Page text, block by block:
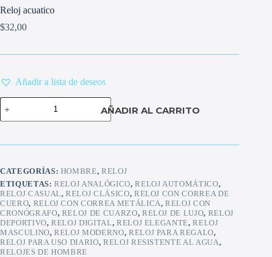
Reloj acuatico
$32,00
Añadir a lista de deseos
Reloj
acuatico
cantidad
AÑADIR AL CARRITO
CATEGORÍAS: HOMBRE,RELOJ
ETIQUETAS:RELOJ ANALÓGICO,RELOJ AUTOMÁTICO,
RELOJ CASUAL,RELOJ CLÁSICO, RELOJ CON CORREA DE
CUERO, RELOJ CON CORREA METÁLICA,RELOJ CON
CRONÓGRAFO, RELOJ DE CUARZO, RELOJ DE LUJO, RELOJ
DEPORTIVO,RELOJ DIGITAL, RELOJ ELEGANTE,RELOJ
MASCULINO,RELOJ MODERNO, RELOJ PARA REGALO,
RELOJ PARA USO DIARIO, RELOJ RESISTENTE AL AGUA,
RELOJES DE HOMBRE